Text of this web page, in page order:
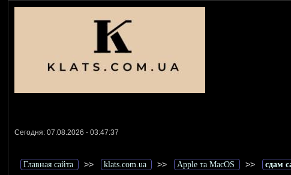
Сегодня: 07.08.2026 - 03:47:37
Главная сайта >> klats.com.ua >> Apple та MacOS >> сдам